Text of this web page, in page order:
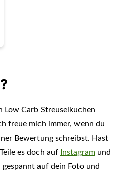
Low Carb Streuselkuchen
freue mich immer, wenn du
Bewertung schreibst. Hast
es doch auf Instagramund
auf dein Foto und